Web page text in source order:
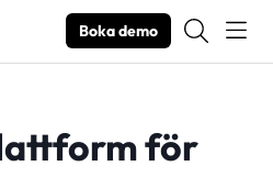
Boka demo
för